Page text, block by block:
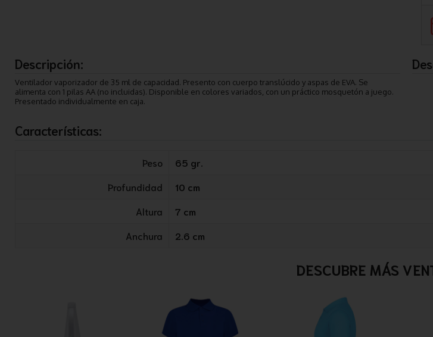
Descripción:
Ventilador vaporizador de 35 ml de capacidad. Presento con cuerpo translúcido y aspas de EVA. Se
alimenta con 1 pilas AA (no incluidas). Disponible en colores variados, con un práctico mosquetón a juego.
Presentado individualmente en caja.
Características:
Peso
65 gr.
Profundidad
10 cm
Altura
7 cm
Anchura
2.6 cm
DESCUBRE MÁS